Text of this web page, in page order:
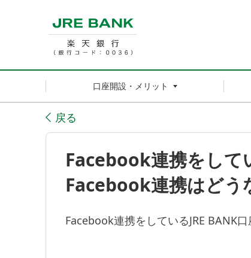
口座開設・メリット
戻る
Facebook連携をして
Facebook連携はどう
Facebook連携をしているJRE BANK